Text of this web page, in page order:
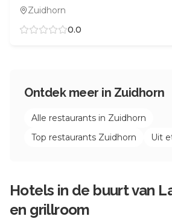
Zuidhorn
0.0
Ontdek meer in Zuidhorn
Alle restaurants in Zuidhorn
Top restaurants Zuidhorn Uit
Hotels in de buurt van
en grillroom